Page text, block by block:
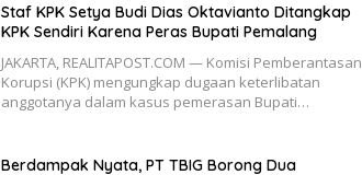
Staf KPK Setya Budi Dias Oktavianto Ditangkap
KPK Sendiri Karena Peras Bupati Pemalang
JAKARTA, REALITAPOST.COM — Komisi Pemberantasan
Korupsi (KPK) mengungkap dugaan keterlibatan
anggotanya dalam kasus pemerasan Bupati…
Berdampak Nyata, PT TBIG Borong Dua